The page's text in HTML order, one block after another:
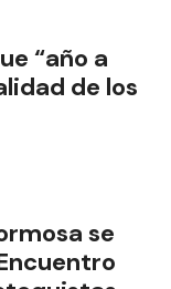
“año a
de los
se